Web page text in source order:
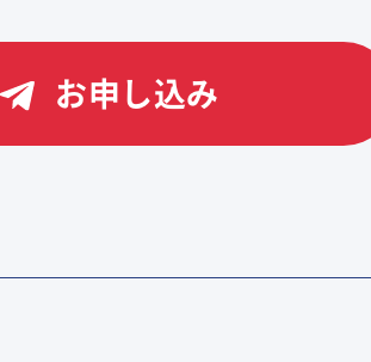
お申し込み